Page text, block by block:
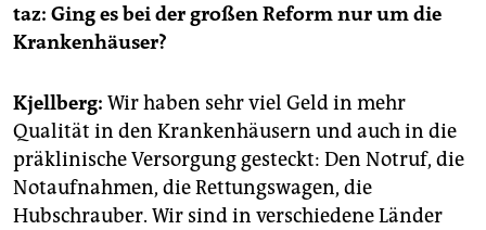
taz: Ging es bei der großen Reform nur um die
Krankenhäuser?
Kjellberg: Wir haben sehr viel Geld in mehr
Qualität in den Krankenhäusern und auch in die
präklinische Versorgung gesteckt: Den Notruf, die
Notaufnahmen, die Rettungswagen, die
Hubschrauber. Wir sind in verschiedene Länder